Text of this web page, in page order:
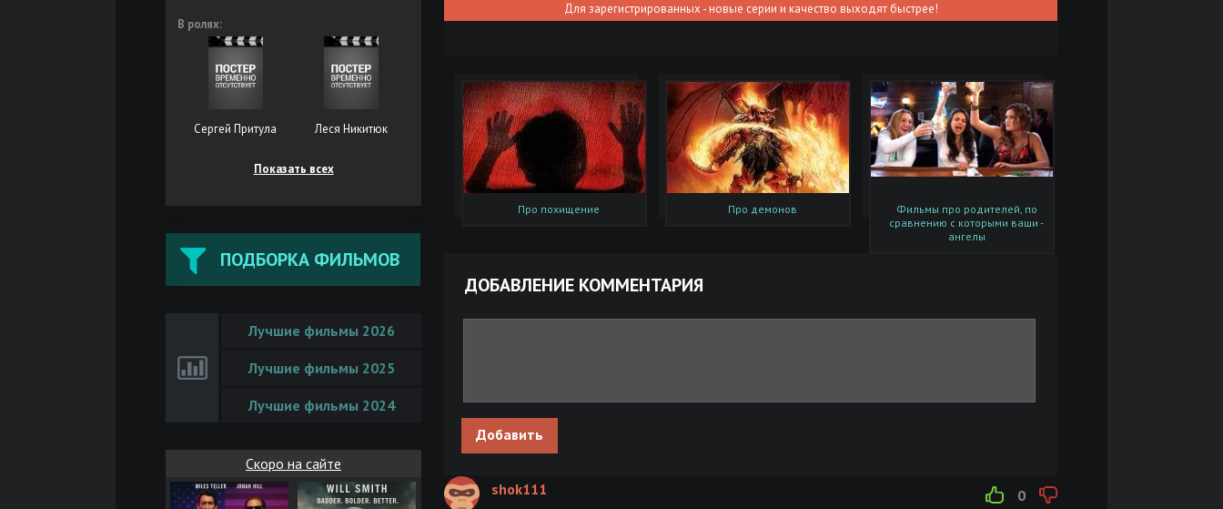
В ролях:
Сергей Притула Леся Никитюк
Показать всех
ПОДБОРКА ФИЛЬМОВ
Лучшие фильмы 2026
Лучшие фильмы 2025
Лучшие фильмы 2024
Скоро на сайте
Для зарегистрированных - новые серии и качество выходят быстрее!
Про похищение Про демонов
Фильмы про родителей, по
сравнению с которыми ваши -
ангелы
ДОБАВЛЕНИЕ КОММЕНТАРИЯ
Добавить
0
shok111